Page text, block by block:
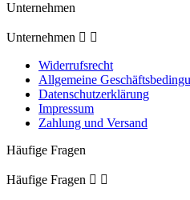
Unternehmen
Unternehmen  
Widerrufsrecht
Allgemeine
Datenschutzerklärung
Impressum
Zahlung und Versand
Häufige Fragen
Häufige Fragen  